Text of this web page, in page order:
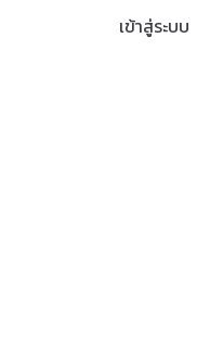
เข้าสู่ระบบ